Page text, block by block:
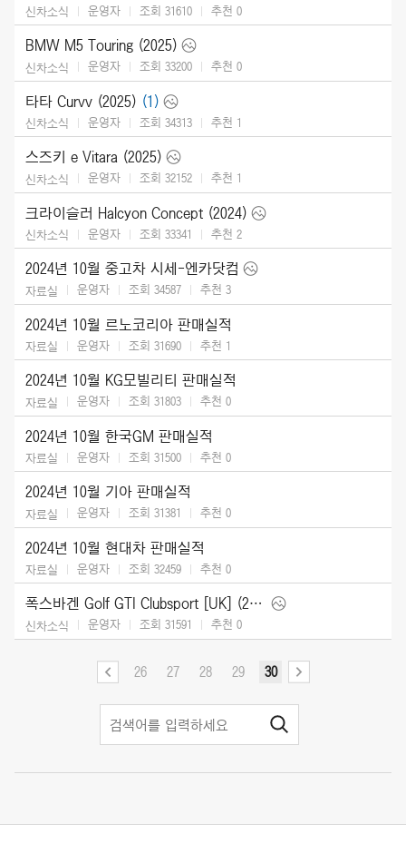
신차소식 운영자 조회 31610 추천 0
BMW M5 Touring (2025)
신차소식 운영자 조회 33200 추천 0
타타 Curvv (2025) (1)
신차소식 운영자 조회 34313 추천 1
스즈키 e Vitara (2025)
신차소식 운영자 조회 32152 추천 1
크라이슬러 Halcyon Concept (2024)
신차소식 운영자 조회 33341 추천 2
2024년 10월 중고차 시세-엔카닷컴
자료실 운영자 조회 34587 추천 3
2024년 10월 르노코리아 판매실적
자료실 운영자 조회 31690 추천 1
2024년 10월 KG모빌리티 판매실적
자료실 운영자 조회 31803 추천 0
2024년 10월 한국GM 판매실적
자료실 운영자 조회 31500 추천 0
2024년 10월 기아 판매실적
자료실 운영자 조회 31381 추천 0
2024년 10월 현대차 판매실적
자료실 운영자 조회 32459 추천 0
폭스바겐 Golf GTI Clubsport [UK] (2025)
신차소식 운영자 조회 31591 추천 0
26 27 28 29 30